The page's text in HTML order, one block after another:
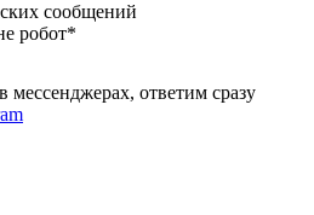
сообщений
робот*
мессенджерах, ответим сразу